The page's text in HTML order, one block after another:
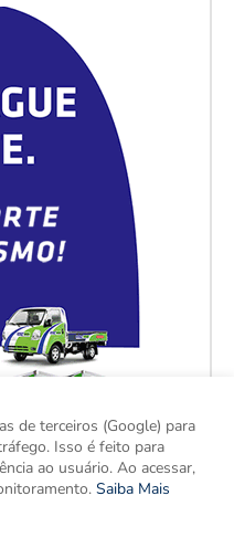
de terceiros (Google) para
Isso é feito para
ao usuário. Ao acessar,
Saiba Mais